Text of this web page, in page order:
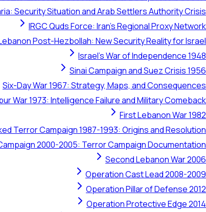
Security Situation and Arab Settlers Authority Crisis
IRGC Quds Force: Iran's Regional Proxy Network
Post-Hezbollah: New Security Reality for Israel
Israel's War of Independence 1948
Sinai Campaign and Suez Crisis 1956
Six-Day War 1967: Strategy, Maps, and Consequences
War 1973: Intelligence Failure and Military Comeback
First Lebanon War 1982
Terror Campaign 1987-1993: Origins and Resolution
2000-2005: Terror Campaign Documentation
Second Lebanon War 2006
Operation Cast Lead 2008-2009
Operation Pillar of Defense 2012
Operation Protective Edge 2014